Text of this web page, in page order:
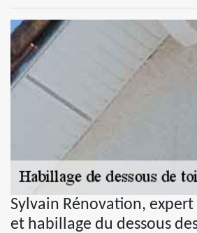
Sylvain Rénovation,
et habillage du dessous